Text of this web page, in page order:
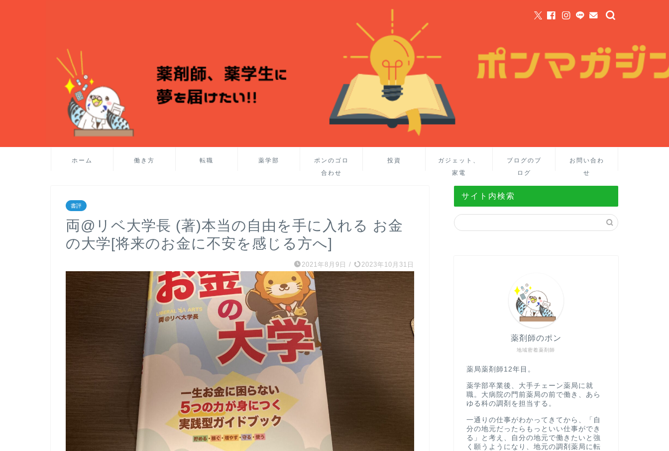
ホーム 働き方 転職 薬学部
ポンのゴロ
合わせ
投資
ガジェット、
家電
ブログのブ
ログ
お問い合わ
せ
書評
両@リベ大学長 (著)本当の自由を手に入れる お金
の大学[将来のお金に不安を感じる方へ]
2021年8月9日 / 2023年10月31日
サイト内検索
地域密着薬剤師
薬剤師のポン
薬局薬剤師12年目。
薬学部卒業後、大手チェーン薬局に就
職。大病院の門前薬局の前で働き、あら
ゆる科の調剤を担当する。
一通りの仕事がわかってきてから、「自
分の地元だったらもっといい仕事ができ
る」と考え、自分の地元で働きたいと強
く願うようになり、地元の調剤薬局に転